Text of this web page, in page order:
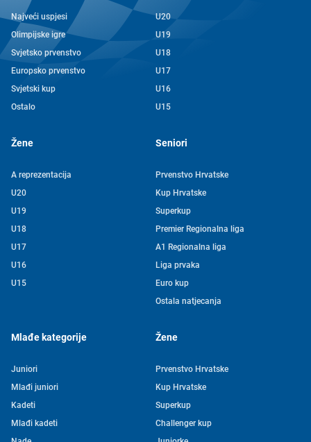
Najveći uspjesi
Olimpijske igre
Svjetsko prvenstvo
Europsko prvenstvo
Svjetski kup
Ostalo
U20
U19
U18
U17
U16
U15
Žene
A reprezentacija
U20
U19
U18
U17
U16
U15
Seniori
Prvenstvo Hrvatske
Kup Hrvatske
Superkup
Premier Regionalna liga
A1 Regionalna liga
Liga prvaka
Euro kup
Ostala natjecanja
Mlađe kategorije
Juniori
Mlađi juniori
Kadeti
Mlađi kadeti
Žene
Prvenstvo Hrvatske
Kup Hrvatske
Superkup
Challenger kup